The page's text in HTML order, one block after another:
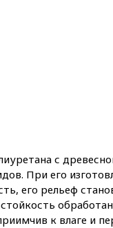
с
При его
его рельеф
к влаге и